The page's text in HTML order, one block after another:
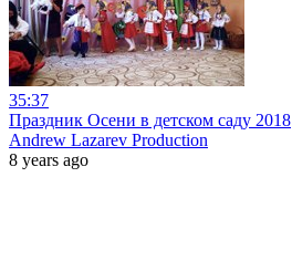
35:37
Праздник Осени в детском саду 2018
Andrew Lazarev Production
8 years ago